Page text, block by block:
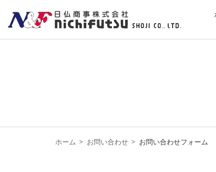
ホーム お問い合わせ お問い合わせフォーム